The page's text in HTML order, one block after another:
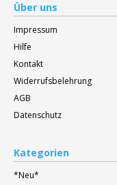
Über uns
Impressum
Hilfe
Kontakt
Widerrufsbelehrung
AGB
Datenschutz
Kategorien
*Neu*